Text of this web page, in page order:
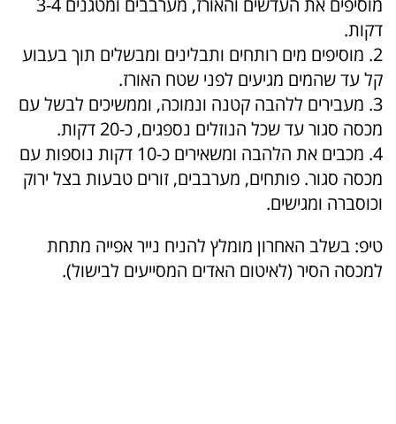
מוסיפים את העדשים והאורז, מערבבים ומטגנים 3-4
דקות.
2. מוסיפים מים רותחים ותבלינים ומבשלים תוך בעבוע
קל עד שהמים מגיעים לפני שטח האורז.
3. מעבירים ללהבה קטנה ונמוכה, וממשיכים לבשל עם
מכסה סגור עד שכל הנוזלים נספגים, כ-20 דקות.
4. מכבים את הלהבה ומשאירים כ-10 דקות נוספות עם
מכסה סגור. פותחים, מערבבים, זורים טבעות בצל ירוק
וכוסברה ומגישים.
טיפ: בשלב האחרון מומלץ להניח נייר אפייה מתחת
למכסה הסיר (לאיטום האדים המסייעים לבישול).